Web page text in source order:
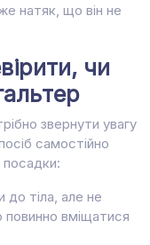
натяк, що він не
чи
звернути увагу
самостійно
посадки:
до тіла, але не
вміщатися